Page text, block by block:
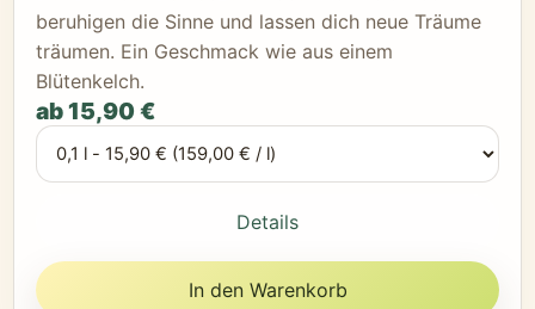
beruhigen die Sinne und lassen dich neue Träume
träumen. Ein Geschmack wie aus einem
Blütenkelch.
ab 15,90 €
Details
In den Warenkorb